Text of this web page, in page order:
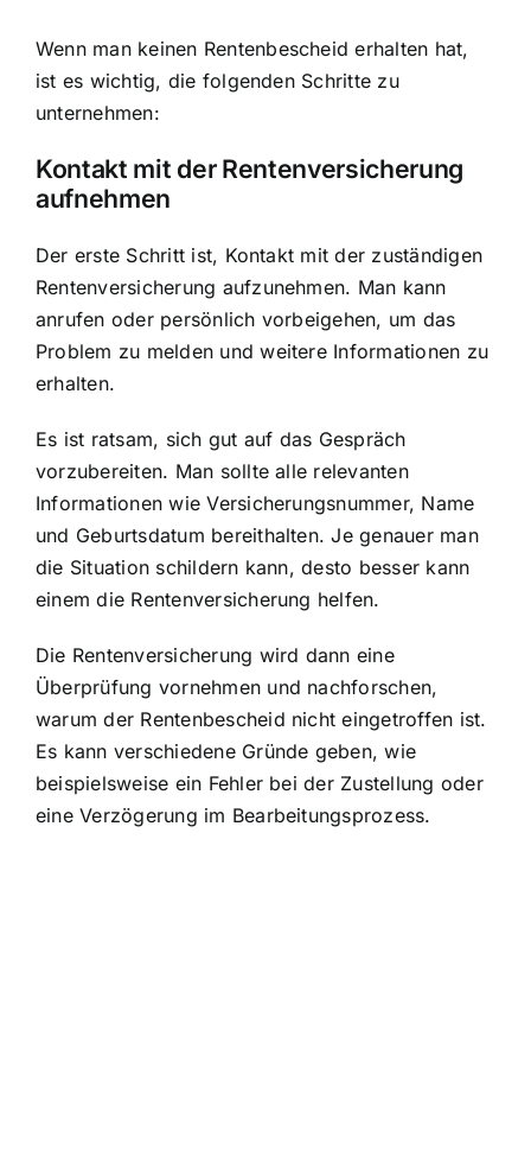
Wenn man keinen Rentenbescheid erhalten hat,
ist es wichtig, die folgenden Schritte zu
unternehmen:
Kontakt mit der Rentenversicherung
aufnehmen
Der erste Schritt ist, Kontakt mit der zuständigen
Rentenversicherung aufzunehmen. Man kann
anrufen oder persönlich vorbeigehen, um das
Problem zu melden und weitere Informationen zu
erhalten.
Es ist ratsam, sich gut auf das Gespräch
vorzubereiten. Man sollte alle relevanten
Informationen wie Versicherungsnummer, Name
und Geburtsdatum bereithalten. Je genauer man
die Situation schildern kann, desto besser kann
einem die Rentenversicherung helfen.
Die Rentenversicherung wird dann eine
Überprüfung vornehmen und nachforschen,
warum der Rentenbescheid nicht eingetroffen ist.
Es kann verschiedene Gründe geben, wie
beispielsweise ein Fehler bei der Zustellung oder
eine Verzögerung im Bearbeitungsprozess.